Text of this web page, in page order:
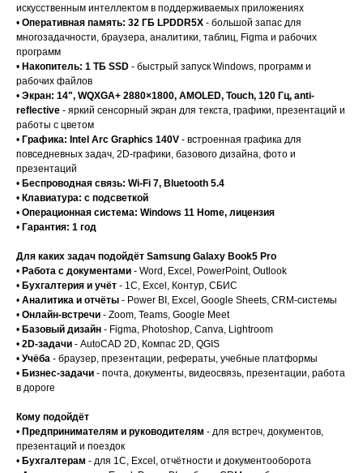
искусственным интеллектом в поддерживаемых приложениях
• Оперативная память: 32 ГБ LPDDR5X - большой запас для
многозадачности, браузера, аналитики, таблиц, Figma и рабочих
программ
• Накопитель: 1 ТБ SSD - быстрый запуск Windows, программ и
рабочих файлов
• Экран: 14", WQXGA+ 2880×1800, AMOLED, Touch, 120 Гц, anti-
reflective - яркий сенсорный экран для текста, графики, презентаций и
работы с цветом
• Графика: Intel Arc Graphics 140V - встроенная графика для
повседневных задач, 2D-графики, базового дизайна, фото и
презентаций
• Беспроводная связь: Wi-Fi 7, Bluetooth 5.4
• Клавиатура: с подсветкой
• Операционная система: Windows 11 Home, лицензия
• Гарантия: 1 год
Для каких задач подойдёт Samsung Galaxy Book5 Pro
• Работа с документами - Word, Excel, PowerPoint, Outlook
• Бухгалтерия и учёт - 1С, Excel, Контур, СБИС
• Аналитика и отчёты - Power BI, Excel, Google Sheets, CRM-системы
• Онлайн-встречи - Zoom, Teams, Google Meet
• Базовый дизайн - Figma, Photoshop, Canva, Lightroom
• 2D-задачи - AutoCAD 2D, Компас 2D, QGIS
• Учёба - браузер, презентации, рефераты, учебные платформы
• Бизнес-задачи - почта, документы, видеосвязь, презентации, работа
в дороге
Кому подойдёт
• Предпринимателям и руководителям - для встреч, документов,
презентаций и поездок
• Бухгалтерам - для 1С, Excel, отчётности и документооборота